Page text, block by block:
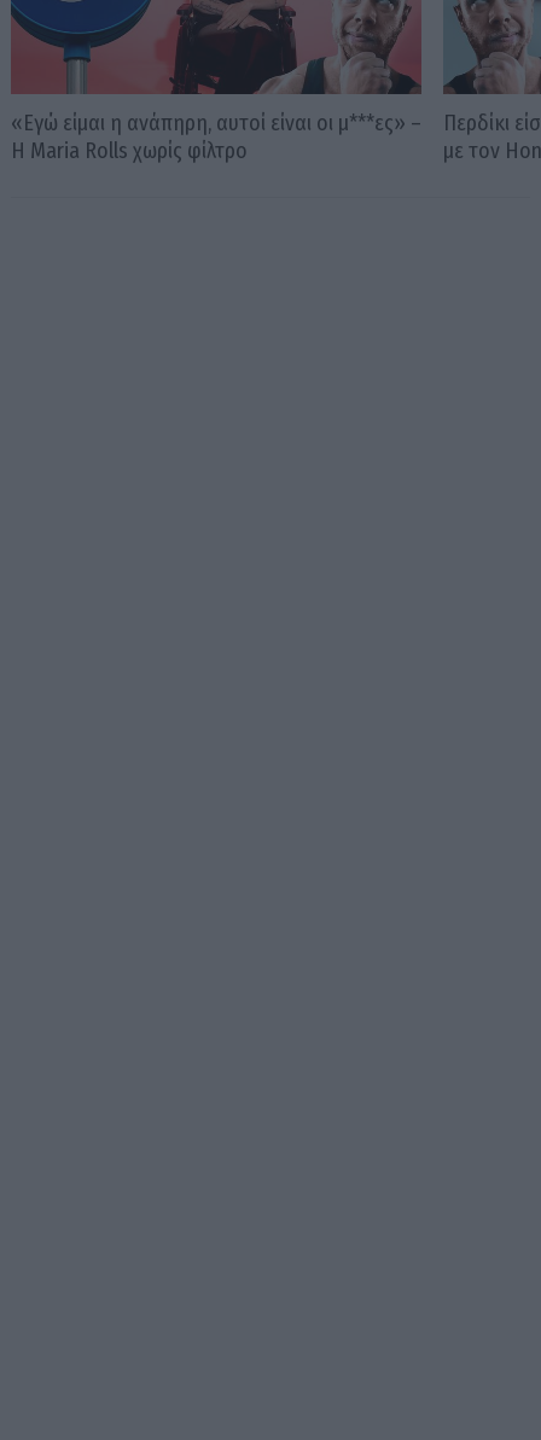
«Εγώ είμαι η ανάπηρη, αυτοί είναι οι μ***ες» –
Η Maria Rolls χωρίς φίλτρο
Περδίκι
με τον